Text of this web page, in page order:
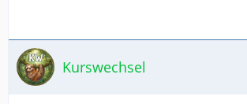
Kurswechsel